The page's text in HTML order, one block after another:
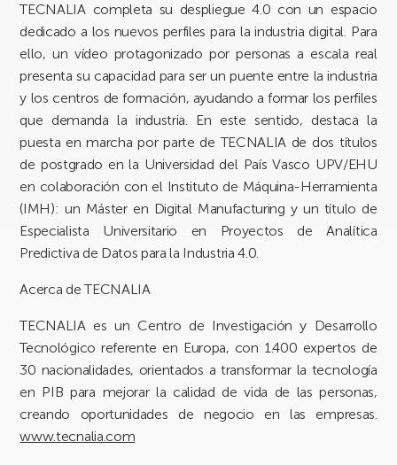
TECNALIA completa su despliegue 4.0 con un espacio
dedicado a los nuevos perfiles para la industria digital. Para
ello, un vídeo protagonizado por personas a escala real
presenta su capacidad para ser un puente entre la industria
y los centros de formación, ayudando a formar los perfiles
que demanda la industria. En este sentido, destaca la
puesta en marcha por parte de TECNALIA de dos títulos
de postgrado en la Universidad del País Vasco UPV/EHU
en colaboración con el Instituto de Máquina-Herramienta
(IMH): un Máster en Digital Manufacturing y un título de
Especialista Universitario en Proyectos de Analítica
Predictiva de Datos para la Industria 4.0.
Acerca de TECNALIA
TECNALIA es un Centro de Investigación y Desarrollo
Tecnológico referente en Europa, con 1.400 expertos de
30 nacionalidades, orientados a transformar la tecnología
en PIB para mejorar la calidad de vida de las personas,
creando oportunidades de negocio en las empresas.
www.tecnalia.com